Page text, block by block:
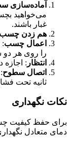
آماده‌سازی
می‌خواهید
غبار باشند.
هم زدن چسب
اعمال چسب:
را روی هر دو
انتظار : اجازه دهید
اتصال سطوح
ثانیه تحت
نکات نگهداری
برای حفظ کیفیت
دمای متعادل